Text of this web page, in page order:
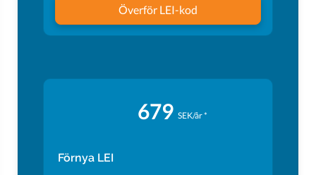
Överför LEI-kod
679 SEK/år *
Förnya LEI